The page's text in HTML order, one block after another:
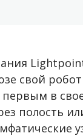
свой
первым в
полость